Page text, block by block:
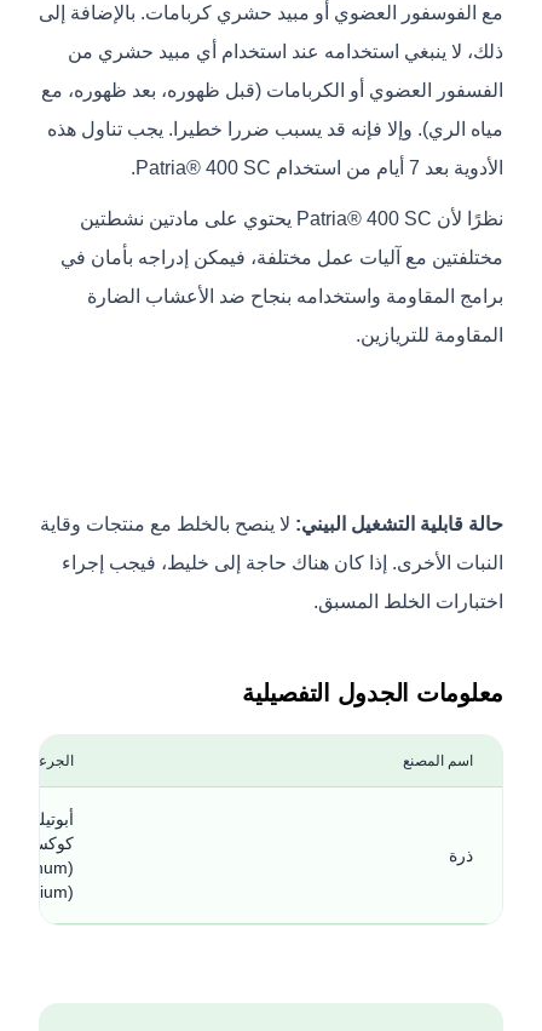
مع الفوسفور العضوي أو مبيد حشري كربامات. بالإضافة إلى
ذلك، لا ينبغي استخدامه عند استخدام أي مبيد حشري من
الفسفور العضوي أو الكربامات (قبل ظهوره، بعد ظهوره، مع
مياه الري). وإلا فإنه قد يسبب ضررا خطيرا. يجب تناول هذه
الأدوية بعد 7 أيام من استخدام Patria® 400 SC.
نظرًا لأن Patria® 400 SC يحتوي على مادتين نشطتين
مختلفتين مع آليات عمل مختلفة، فيمكن إدراجه بأمان في
برامج المقاومة واستخدامه بنجاح ضد الأعشاب الضارة
المقاومة للتريازين.
حالة قابلية التشغيل البيني: لا ينصح بالخلط مع منتجات وقاية
النبات الأخرى. إذا كان هناك حاجة إلى خليط، فيجب إجراء
اختبارات الخلط المسبق.
معلومات الجدول التفصيلية
اسم المصنع الجرعة
ذرة
(Xanthium strumarium)